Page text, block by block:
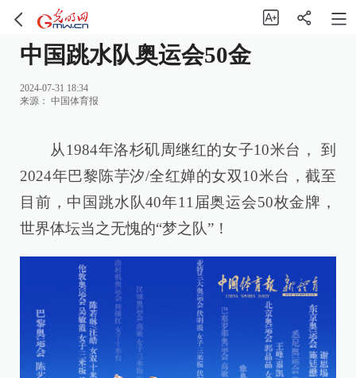
中国跳水队奥运会50金
2024-07-31 18:34
来源： 中国体育报
从1984年洛杉矶周继红的女子10米台， 到
2024年巴黎陈芋汐/全红婵的女双10米台，截至
目前，中国跳水队40年11届奥运会50枚金牌，
世界体坛当之无愧的“梦之队”！